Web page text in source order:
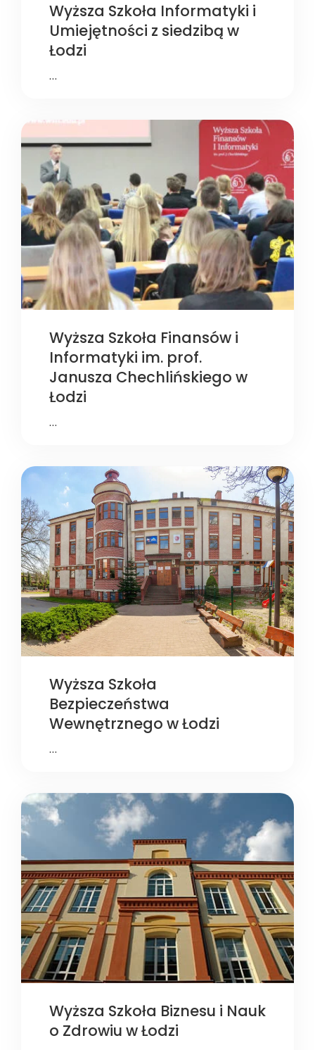
Wyższa Szkoła Informatyki i
Umiejętności z siedzibą w
Łodzi
…
Wyższa Szkoła Finansów i
Informatyki im. prof.
Janusza Chechlińskiego w
Łodzi
…
Wyższa Szkoła
Bezpieczeństwa
Wewnętrznego w Łodzi
…
Wyższa Szkoła Biznesu i Nauk
o Zdrowiu w Łodzi